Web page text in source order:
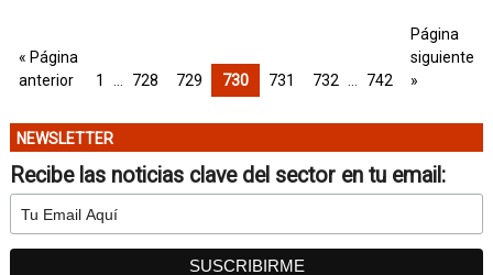
« Página
anterior
1 728 729 730 731 732 742
Página
siguiente
»
NEWSLETTER
Recibe las noticias clave del sector en tu email: